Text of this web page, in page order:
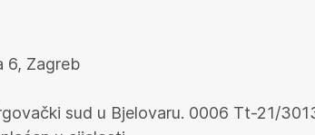
6, Zagreb
sud u Bjelovaru. 0006 Tt-21/